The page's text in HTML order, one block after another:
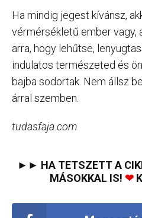
Ha mindig jegest kívánsz,
vérmérsékletű ember vagy,
arra, hogy lehűtse,
indulatos természeted és
bajba sodortak. Nem állsz
árral szemben.
tudasfaja.com
►► HA TETSZETT A
MÁSOKKAL IS! ❤